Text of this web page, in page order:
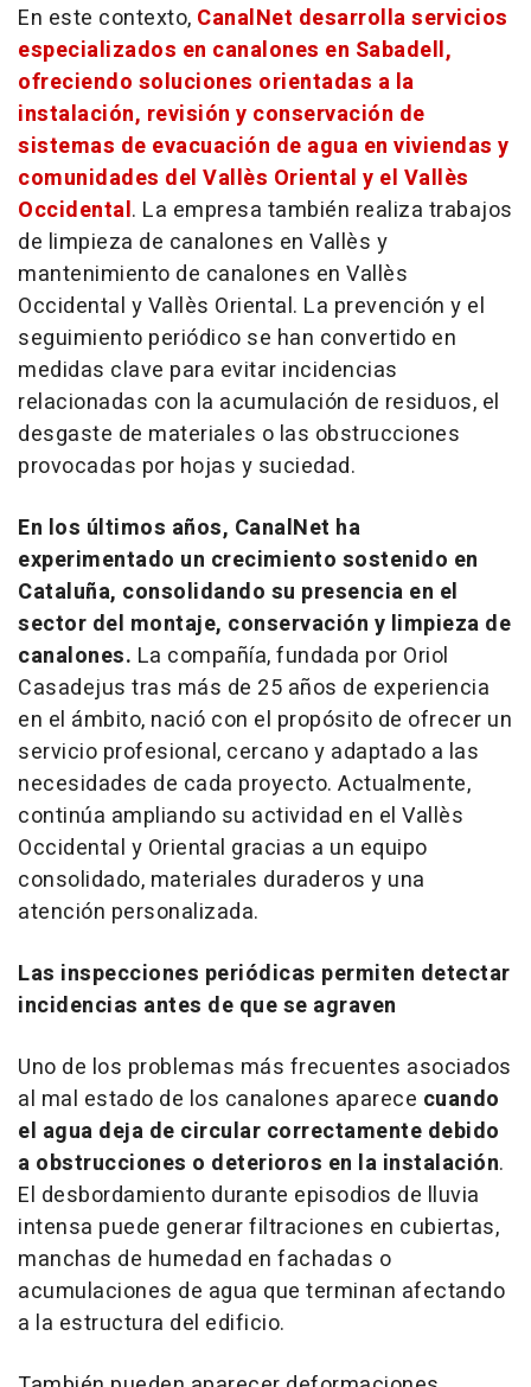
En este contexto, CanalNet desarrolla servicios
especializados en canalones en Sabadell,
ofreciendo soluciones orientadas a la
instalación, revisión y conservación de
sistemas de evacuación de agua en viviendas y
comunidades del Vallès Oriental y el Vallès
Occidental. La empresa también realiza trabajos
de limpieza de canalones en Vallès y
mantenimiento de canalones en Vallès
Occidental y Vallès Oriental. La prevención y el
seguimiento periódico se han convertido en
medidas clave para evitar incidencias
relacionadas con la acumulación de residuos, el
desgaste de materiales o las obstrucciones
provocadas por hojas y suciedad.
En los últimos años, CanalNet ha
experimentado un crecimiento sostenido en
Cataluña, consolidando su presencia en el
sector del montaje, conservación y limpieza de
canalones. La compañía, fundada por Oriol
Casadejus tras más de 25 años de experiencia
en el ámbito, nació con el propósito de ofrecer un
servicio profesional, cercano y adaptado a las
necesidades de cada proyecto. Actualmente,
continúa ampliando su actividad en el Vallès
Occidental y Oriental gracias a un equipo
consolidado, materiales duraderos y una
atención personalizada.
Las inspecciones periódicas permiten detectar
incidencias antes de que se agraven
Uno de los problemas más frecuentes asociados
al mal estado de los canalones aparece cuando
el agua deja de circular correctamente debido
a obstrucciones o deterioros en la instalación.
El desbordamiento durante episodios de lluvia
intensa puede generar filtraciones en cubiertas,
manchas de humedad en fachadas o
acumulaciones de agua que terminan afectando
a la estructura del edificio.